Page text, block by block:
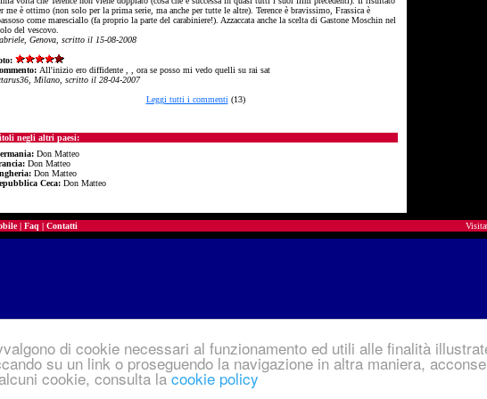
di cookie necessari al funzionamento ed utili alle finalità
su un link o proseguendo la navigazione in altra maniera,
cookie, consulta lacookie policy
me è ottimo (non solo per la prima serie, ma anche per tutte le altre). Terence è bravissimo, Frassica è
come maresciallo (fa proprio la parte del carabiniere!). Azzaccata anche la scelta di Gastone Moschin nel
del vescovo.
Genova, scritto il 15-08-2008
All'inizio ero diffidente , , ora se posso mi vedo quelli su rai sat
Milano, scritto il 28-04-2007
Leggi tutti i commenti (13)
negli altri paesi:
Don Matteo
Don Matteo
Don Matteo
Ceca: Don Matteo
| Faq | Contatti
anche parziale, senza autorizzazione. Leggere il disclaimer per le informazioni sul copyright. Cookie policy
© 2002-2026Budterence.tk - Bud Spencer & Terence Hill Style